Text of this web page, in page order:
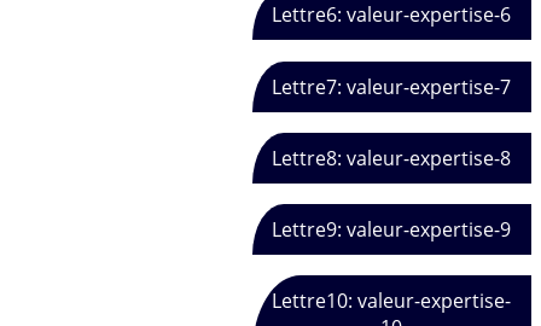
Lettre6: valeur-expertise-6
Lettre7: valeur-expertise-7
Lettre8: valeur-expertise-8
Lettre9: valeur-expertise-9
Lettre10: valeur-expertise-